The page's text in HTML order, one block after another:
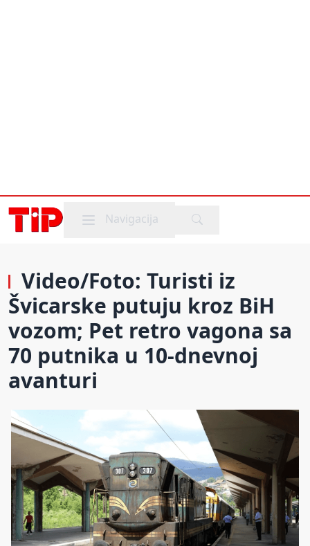
Mobile menu
Navigacija
Video/Foto: Turisti iz
Švicarske putuju kroz BiH
vozom; Pet retro vagona sa
70 putnika u 10-dnevnoj
avanturi